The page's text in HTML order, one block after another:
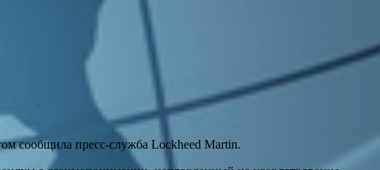
сообщила пресс-служба Lockheed Martin.